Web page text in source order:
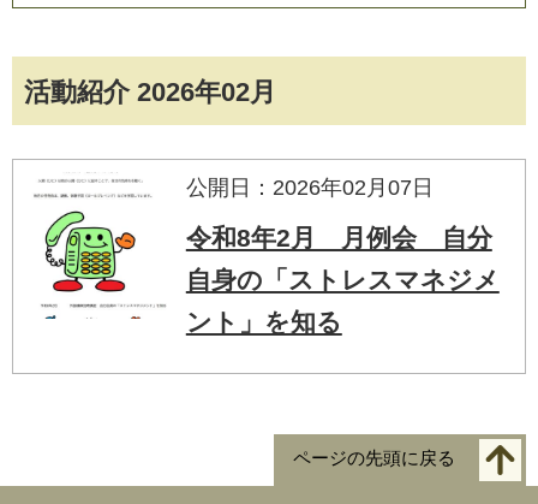
活動紹介 2026年02月
公開日：2026年02月07日
令和8年2月 月例会 自分
自身の「ストレスマネジメ
ント」を知る
ページの先頭に戻る